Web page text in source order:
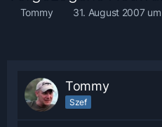
Tommy 31. August 2007
Tommy
Szef